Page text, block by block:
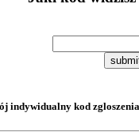
indywidualny kod